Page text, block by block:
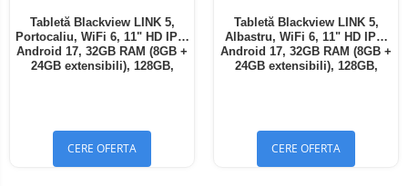
Tabletă Blackview LINK 5,
Portocaliu, WiFi 6, 11" HD IPS,
Android 17, 32GB RAM (8GB +
24GB extensibili), 128GB,
CERE OFERTA
Tabletă Blackview LINK 5,
Albastru, WiFi 6, 11" HD IPS,
Android 17, 32GB RAM (8GB +
24GB extensibili), 128GB,
CERE OFERTA